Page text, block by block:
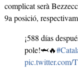
complicat serà
9a posició,
¡588 días
pole!🦈🔥